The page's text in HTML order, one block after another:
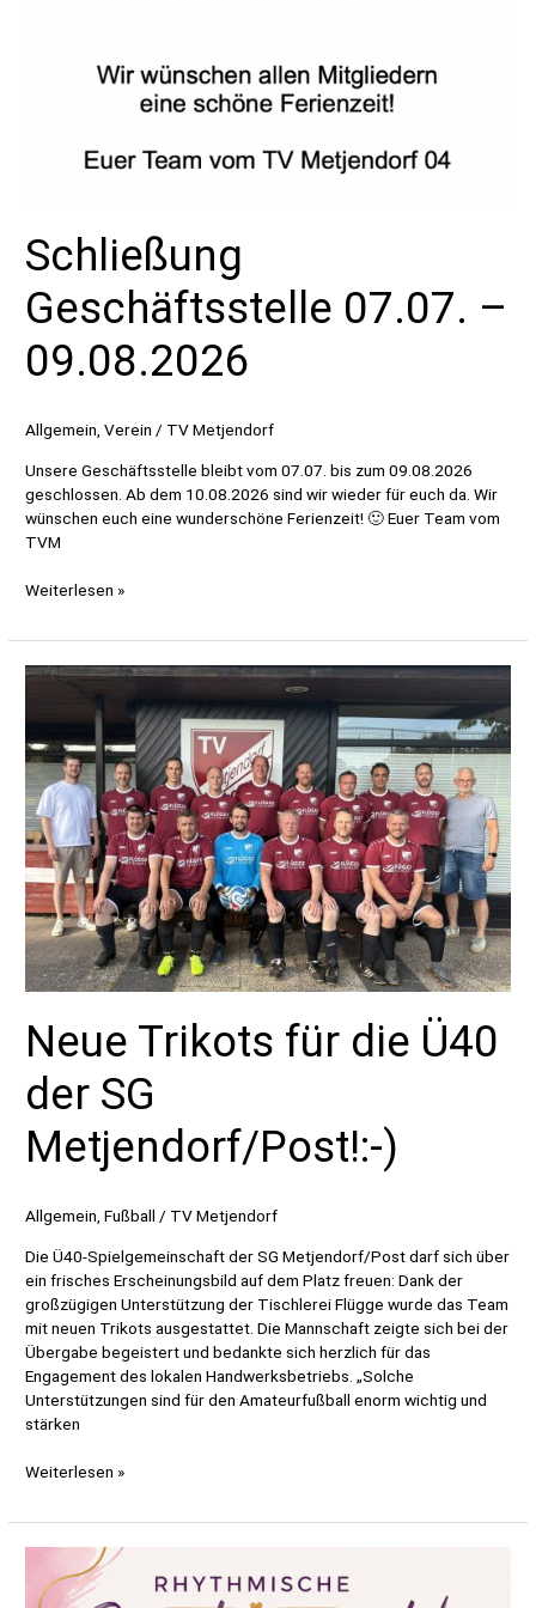
Schließung
Geschäftsstelle 07.07. –
09.08.2026
Allgemein ,Verein / TV Metjendorf
Unsere Geschäftsstelle bleibt vom 07.07. bis zum 09.08.2026
geschlossen. Ab dem 10.08.2026 sind wir wieder für euch da. Wir
wünschen euch eine wunderschöne Ferienzeit! 🙂 Euer Team vom
TVM
Schließung
07.07.
09.08.2026
Weiterlesen »
Neue Trikots für die Ü40
der SG
Metjendorf/Post!:-)
Allgemein ,Fußball / TV Metjendorf
Die Ü40-Spielgemeinschaft der SG Metjendorf/Post darf sich über
ein frisches Erscheinungsbild auf dem Platz freuen: Dank der
großzügigen Unterstützung der Tischlerei Flügge wurde das Team
mit neuen Trikots ausgestattet. Die Mannschaft zeigte sich bei der
Übergabe begeistert und bedankte sich herzlich für das
Engagement des lokalen Handwerksbetriebs. „Solche
Unterstützungen sind für den Amateurfußball enorm wichtig und
stärken
Neue
für
der
Weiterlesen »